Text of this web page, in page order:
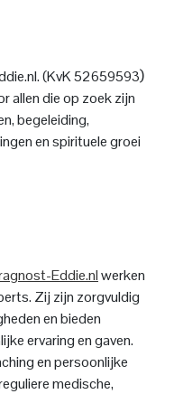
(KvK 52659593)
allen die op zoek zijn
begeleiding,
en spirituele groei
Eddie.nlwerken
Zij zijn zorgvuldig
en bieden
ervaring en gaven.
en persoonlijke
medische,